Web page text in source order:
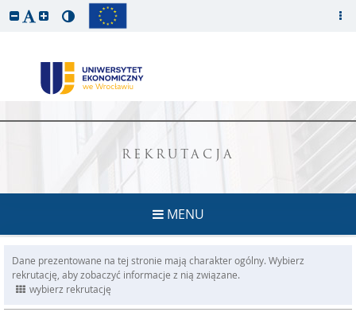
REKRUTACJA
MENU
Dane prezentowane na tej stronie mają charakter ogólny. Wybierz
rekrutację, aby zobaczyć informacje z nią związane.
wybierz rekrutację